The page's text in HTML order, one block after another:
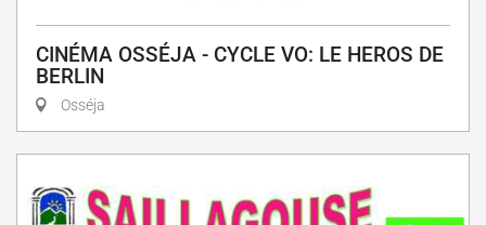
CINÉMA OSSÉJA - CYCLE VO: LE HEROS DE
BERLIN
Osséja